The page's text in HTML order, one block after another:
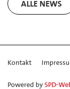
ALLE NEWS
Kontakt
Powered bySPD-